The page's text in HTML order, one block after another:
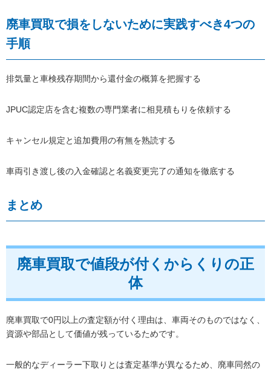
廃車買取で損をしないために実践すべき4つの
手順
排気量と車検残存期間から還付金の概算を把握する
JPUC認定店を含む複数の専門業者に相見積もりを依頼する
キャンセル規定と追加費用の有無を熟読する
車両引き渡し後の入金確認と名義変更完了の通知を徹底する
まとめ
廃車買取で値段が付くからくりの正
体
廃車買取で0円以上の査定額が付く理由は、車両そのものではなく、
資源や部品として価値が残っているためです。
一般的なディーラー下取りとは査定基準が異なるため、廃車同然の